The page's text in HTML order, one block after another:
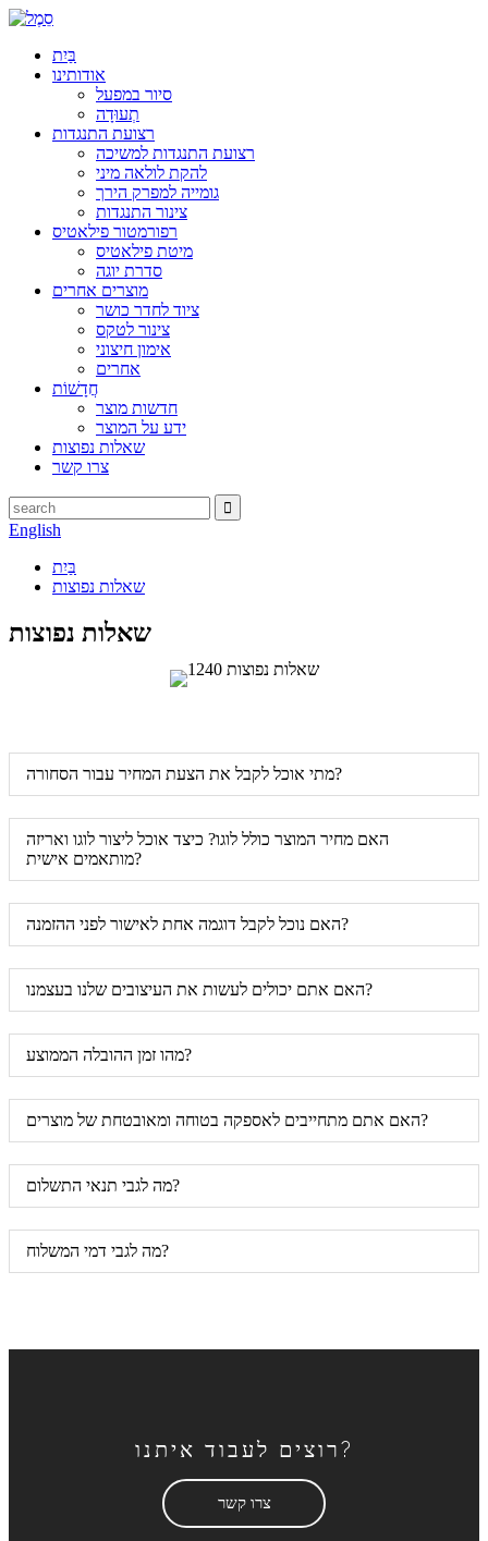
בַּיִת
אודותינו
סיור במפעל
תְעוּדָה
רצועת התנגדות
רצועת התנגדות למשיכה
להקת לולאה מיני
גומייה למפרק הירך
צינור התנגדות
רפורמטור פילאטיס
מיטת פילאטיס
סדרת יוגה
מוצרים אחרים
ציוד לחדר כושר
צינור לטקס
אימון חיצוני
אחרים
חֲדָשׁוֹת
חדשות מוצר
ידע על המוצר
שאלות נפוצות
צרו קשר
English
בַּיִת
שאלות נפוצות
שאלות נפוצות
מתי אוכל לקבל את הצעת המחיר עבור הסחורה?
האם מחיר המוצר כולל לוגו? כיצד אוכל ליצור לוגו ואריזה
מותאמים אישית?
האם נוכל לקבל דוגמה אחת לאישור לפני ההזמנה?
האם אתם יכולים לעשות את העיצובים שלנו בעצמנו?
מהו זמן ההובלה הממוצע?
האם אתם מתחייבים לאספקה ​​בטוחה ומאובטחת של מוצרים?
מה לגבי תנאי התשלום?
מה לגבי דמי המשלוח?
רוצים לעבוד איתנו?
צרו קשר